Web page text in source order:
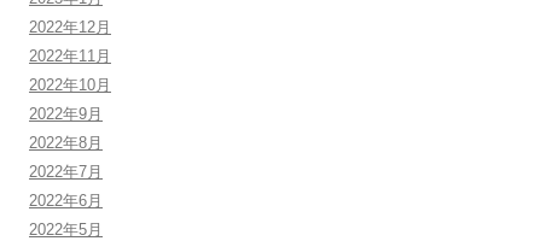
2022年12月
2022年11月
2022年10月
2022年9月
2022年8月
2022年7月
2022年6月
2022年5月